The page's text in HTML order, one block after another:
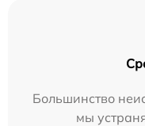
Большинство
мы